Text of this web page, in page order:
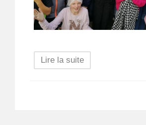
Lire la suite